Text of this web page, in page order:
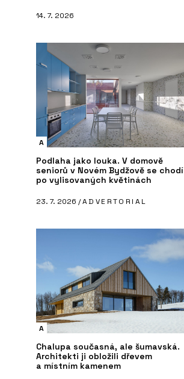
14. 7. 2026
A
Podlaha jako louka. V domově
seniorů v Novém Bydžově se chodí
po vylisovaných květinách
23. 7. 2026 /ADVERTORIAL
A
Chalupa současná, ale šumavská.
Architekti ji obložili dřevem
a místním kamenem